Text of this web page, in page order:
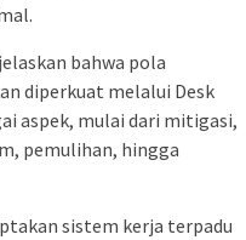
bahwa pola
diperkuat melalui Desk
aspek, mulai dari mitigasi,
pemulihan, hingga
sistem kerja terpadu